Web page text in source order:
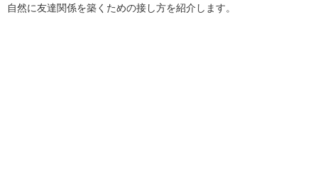
自然に友達関係を築くための接し方を紹介します。